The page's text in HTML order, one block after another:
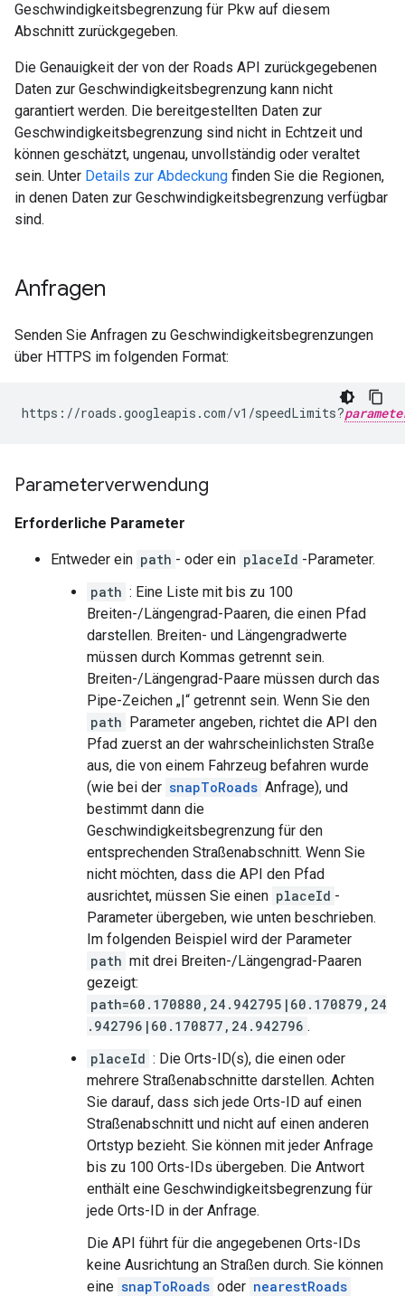
Geschwindigkeitsbegrenzung für Pkw auf diesem
Abschnitt zurückgegeben.
Die Genauigkeit der von der Roads API zurückgegebenen
Daten zur Geschwindigkeitsbegrenzung kann nicht
garantiert werden. Die bereitgestellten Daten zur
Geschwindigkeitsbegrenzung sind nicht in Echtzeit und
können geschätzt, ungenau, unvollständig oder veraltet
sein. Unter Details zur Abdeckung finden Sie die Regionen,
in denen Daten zur Geschwindigkeitsbegrenzung verfügbar
sind.
Anfragen
Senden Sie Anfragen zu Geschwindigkeitsbegrenzungen
über HTTPS im folgenden Format:
https://roads.googleapis.com/v1/speedLimits?
Parameterverwendung
Erforderliche Parameter
Entweder ein path - oder ein placeId -Parameter.
path : Eine Liste mit bis zu 100
Breiten-/Längengrad-Paaren, die einen Pfad
darstellen. Breiten- und Längengradwerte
müssen durch Kommas getrennt sein.
Breiten-/Längengrad-Paare müssen durch das
Pipe-Zeichen „|“ getrennt sein. Wenn Sie den
path Parameter angeben, richtet die API den
Pfad zuerst an der wahrscheinlichsten Straße
aus, die von einem Fahrzeug befahren wurde
(wie bei der snapToRoads Anfrage), und
bestimmt dann die
Geschwindigkeitsbegrenzung für den
entsprechenden Straßenabschnitt. Wenn Sie
nicht möchten, dass die API den Pfad
ausrichtet, müssen Sie einen placeId -
Parameter übergeben, wie unten beschrieben.
Im folgenden Beispiel wird der Parameter
path mit drei Breiten-/Längengrad-Paaren
gezeigt:
path=60.170880,24.942795|60.170879,24
.942796|60.170877,24.942796 .
placeId : Die Orts-ID(s), die einen oder
mehrere Straßenabschnitte darstellen. Achten
Sie darauf, dass sich jede Orts-ID auf einen
Straßenabschnitt und nicht auf einen anderen
Ortstyp bezieht. Sie können mit jeder Anfrage
bis zu 100 Orts-IDs übergeben. Die Antwort
enthält eine Geschwindigkeitsbegrenzung für
jede Orts-ID in der Anfrage.
Die API führt für die angegebenen Orts-IDs
keine Ausrichtung an Straßen durch. Sie können
eine snapToRoads oder nearestRoads